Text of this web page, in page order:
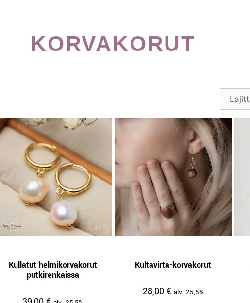
KORVAKORUT
Kullatut helmikorvakorut
putkirenkaissa
Kultavirta-korvakorut
28,00€ alv. 25,5%